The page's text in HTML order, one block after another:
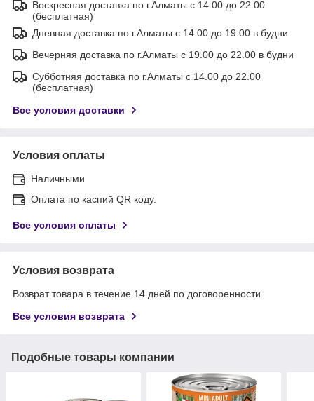
Воскресная доставка по г.Алматы с 14.00 до 22.00
(бесплатная)
Дневная доставка по г.Алматы с 14.00 до 19.00 в будни
Вечерняя доставка по г.Алматы с 19.00 до 22.00 в будни
Субботняя доставка по г.Алматы с 14.00 до 22.00
(бесплатная)
Все условия доставки
Условия оплаты
Наличными
Оплата по каспий QR коду.
Все условия оплаты
Условия возврата
Возврат товара в течение 14 дней по договоренности
Все условия возврата
Подобные товары компании